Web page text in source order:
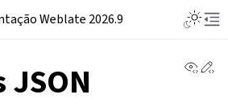
Weblate 2026.9